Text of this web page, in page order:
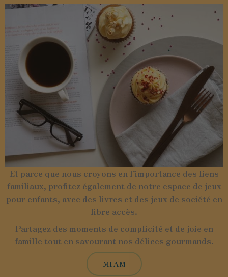
Et parce que nous croyons en l’importance des liens
familiaux, profitez également de notre espace de jeux
pour enfants, avec des livres et des jeux de société en
libre accès.
Partagez des moments de complicité et de joie en
famille tout en savourant nos délices gourmands.
MIAM